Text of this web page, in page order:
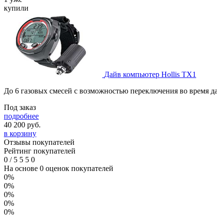
купили
Дайв компьютер Hollis TX1
До 6 газовых смесей с возможностью переключения во время
Под заказ
подробнее
40 200 руб.
в корзину
Отзывы покупателей
Рейтинг покупателей
0 /5 5 5 0
На основе 0 оценок покупателей
0%
0%
0%
0%
0%